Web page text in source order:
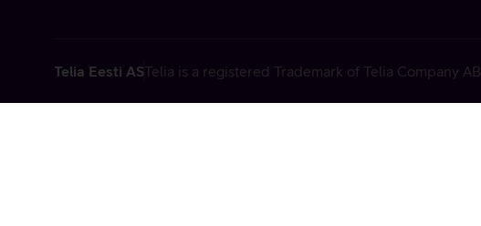
Telia Eesti ASTelia is a registered Trademark of Telia Company AB